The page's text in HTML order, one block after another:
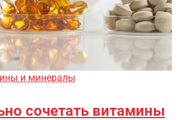
и минералы
сочетать витамины